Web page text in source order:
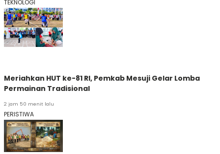
TEKNOLOGI
Meriahkan HUT ke-81 RI, Pemkab Mesuji Gelar Lomba
Permainan Tradisional
2 jam 50 menit lalu
PERISTIWA